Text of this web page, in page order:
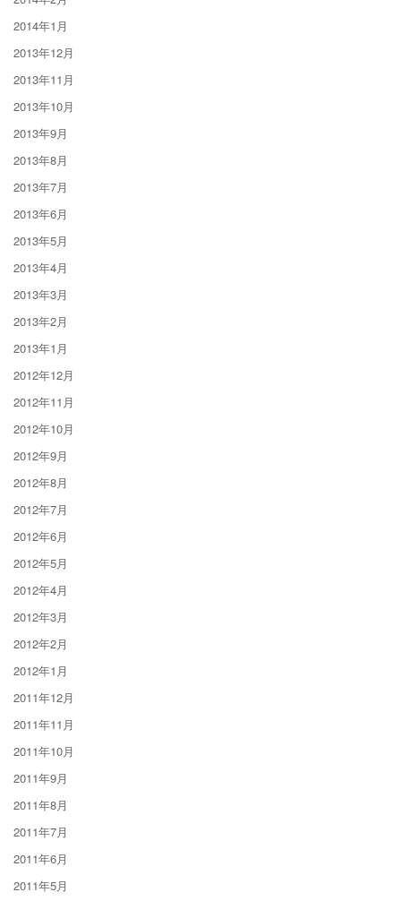
2014年1月
2013年12月
2013年11月
2013年10月
2013年9月
2013年8月
2013年7月
2013年6月
2013年5月
2013年4月
2013年3月
2013年2月
2013年1月
2012年12月
2012年11月
2012年10月
2012年9月
2012年8月
2012年7月
2012年6月
2012年5月
2012年4月
2012年3月
2012年2月
2012年1月
2011年12月
2011年11月
2011年10月
2011年9月
2011年8月
2011年7月
2011年6月
2011年5月